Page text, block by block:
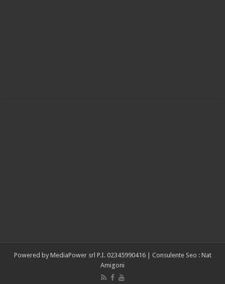
Powered by MediaPower srl P.I. 02345990416 | Consulente Seo : Nat
Amigoni